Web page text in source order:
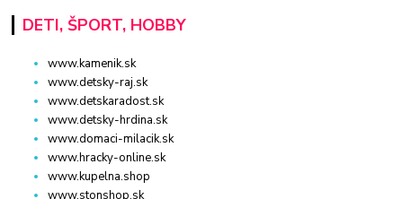
DETI, ŠPORT, HOBBY
www.kamenik.sk
www.detsky-raj.sk
www.detskaradost.sk
www.detsky-hrdina.sk
www.domaci-milacik.sk
www.hracky-online.sk
www.kupelna.shop
www.stonshop.sk